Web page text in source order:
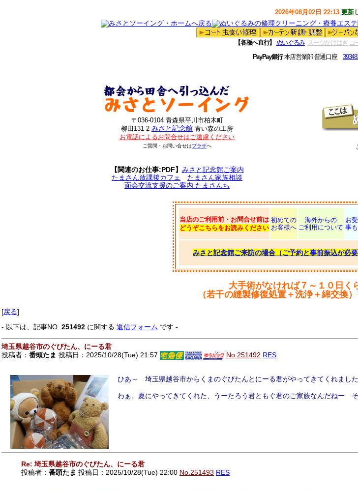
2026年08月02日 22:13 更新
【各板へ直行】 ぬいぐるみ スーツかけはぎ コ
PayPay銀行本店営業部 普通口座
〒036-0104 青森県平川市柏木町
柳田131-2 みさと記念館 青い森の工房
お電話によるお問合せはご遠慮ください
ご質問・お問い合せはプラザへ
【関連のお仕事:PDF】 みさと記念館ご案内
たまさん放課後カフェ
たまさん家族相談
面会交流支援のご案内 たまさんち
当店のご利用前・お問合せ前は
どうぞこちらをお読みください
初めての
お客様へ
海外からの
ご利用について
お
事
みさと記念館ご来訪の場合（ご予約と事前振込が必要
大手術がなければ７～１０日く
（若干の縫製修復処置＋洗浄＋綿交換
[戻る]
- 以下は、記事NO. 251492 に関する 返信フォーム です -
埼玉県越谷市のぐびたん、にーる君
投稿者： 番頭たま 投稿日：2025/10/28(Tue) 21:57 No.251492 RES
ひあ～ 埼玉県越谷市からくまのぐびたんとにーる君がやってきてくれまし
わぁ、夏にやってきてくれた、うーたろう君ともぐ君のご家族なんだねー
Re: 埼玉県越谷市のぐびたん、にーる君
投稿者： 番頭たま 投稿日：2025/10/28(Tue) 22:00 No.251493 RES